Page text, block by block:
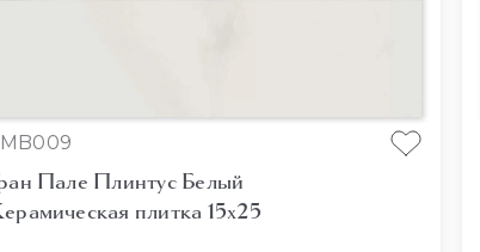
Пале Плинтус Белый
плитка 15x25